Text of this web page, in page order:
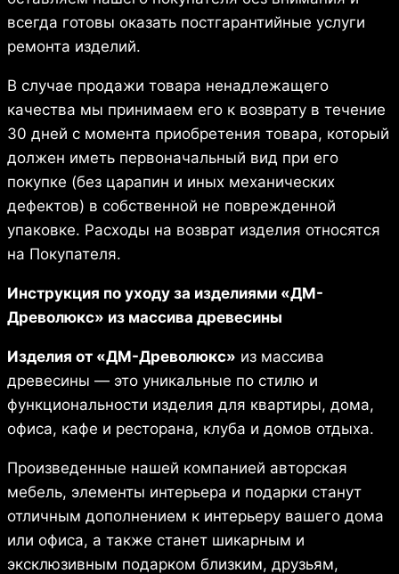
всегда готовы оказать постгарантийные услуги
ремонта изделий.
В случае продажи товара ненадлежащего
качества мы принимаем его к возврату в течение
30 дней с момента приобретения товара, который
должен иметь первоначальный вид при его
покупке (без царапин и иных механических
дефектов) в собственной не поврежденной
упаковке. Расходы на возврат изделия относятся
на Покупателя.
Инструкция по уходу за изделиями «ДМ-
Древолюкc» из массива древесины
Изделия от «ДМ-Древолюкс» из массива
древесины — это уникальные по стилю и
функциональности изделия для квартиры, дома,
офиса, кафе и ресторана, клуба и домов отдыха.
Произведенные нашей компанией авторская
мебель, элементы интерьера и подарки станут
отличным дополнением к интерьеру вашего дома
или офиса, а также станет шикарным и
эксклюзивным подарком близким, друзьям,